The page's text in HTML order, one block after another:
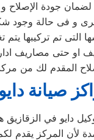
لضمان جودة الإصلاح
و فى حالة وجود
التى تم تركيبها يتم
او حتى مصاريف
صيانة
دايو في
لأن المركز يقدم